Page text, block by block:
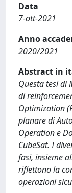
Data
7-ott-2021
Anno
2020/2021
Abstract in
Questa tesi di
di
Optimization
planare di
Operation e
CubeSat. I
fasi, insieme
riflettono la
operazioni